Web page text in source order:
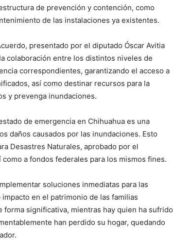
de prevención y contención, como
de las instalaciones ya existentes.
presentado por el diputado Óscar Avitia
colaboración entre los distintos niveles de
correspondientes, garantizando el acceso a
así como destinar recursos para la
y prevenga inundaciones.
de emergencia en Chihuahua es una
daños causados por las inundaciones. Esto
Desastres Naturales, aprobado por el
a fondos federales para los mismos fines.
soluciones inmediatas para las
en el patrimonio de las familias
significativa, mientras hay quien ha sufrido
han perdido su hogar, quedando